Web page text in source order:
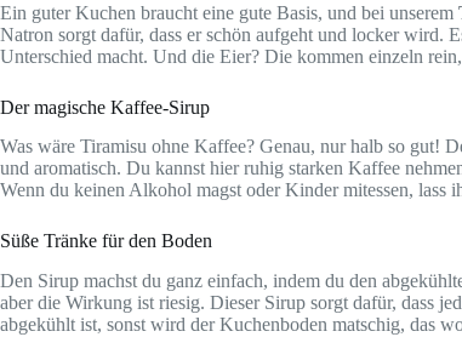
Ein guter Kuchen braucht eine gute Basis, und bei unserem
Natron sorgt dafür, dass er schön aufgeht und locker wird.
Unterschied macht. Und die Eier? Die kommen einzeln
Der magische Kaffee-Sirup
Was wäre Tiramisu ohne Kaffee? Genau, nur halb so gut!
und aromatisch. Du kannst hier ruhig starken Kaffee
Wenn du keinen Alkohol magst oder Kinder mitessen, lass
Süße Tränke für den Boden
Den Sirup machst du ganz einfach, indem du den
aber die Wirkung ist riesig. Dieser Sirup sorgt dafür, dass
abgekühlt ist, sonst wird der Kuchenboden matschig, das